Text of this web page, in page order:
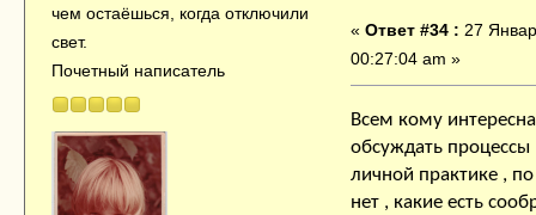
чем остaёшься, когда отключили
свет.
Почетный написатель
« Ответ #34 : 27
00:27:04 am »
Всем кому
обсуждать
личной практике ,
нет , какие есть